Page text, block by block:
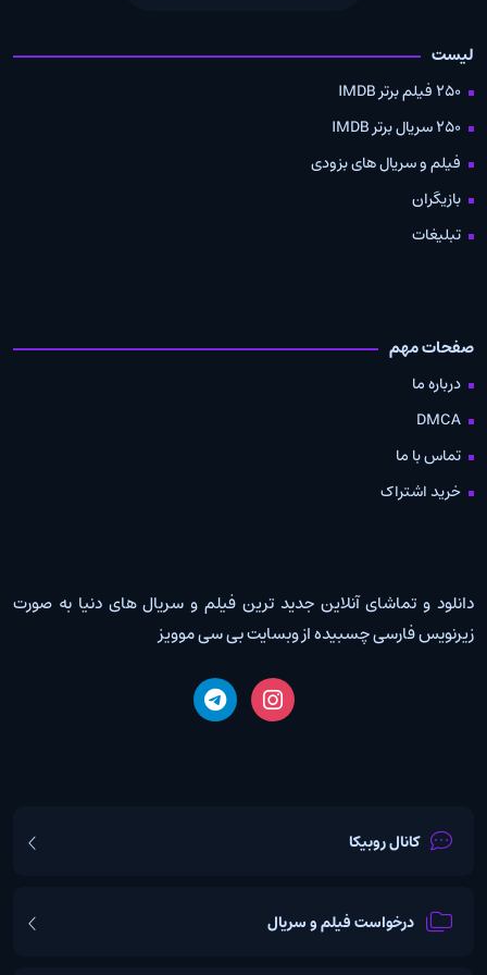
لیست
250 فیلم برتر IMDB
250 سریال برتر IMDB
فیلم و سریال های بزودی
بازیگران
تبلیغات
صفحات مهم
درباره ما
DMCA
تماس با ما
خرید اشتراک
دانلود و تماشای آنلاین جدید ترین فیلم و سریال های دنیا به صورت
زیرنویس فارسی چسبیده از وبسایت بی سی موویز
کانال روبیکا
درخواست فیلم و سریال